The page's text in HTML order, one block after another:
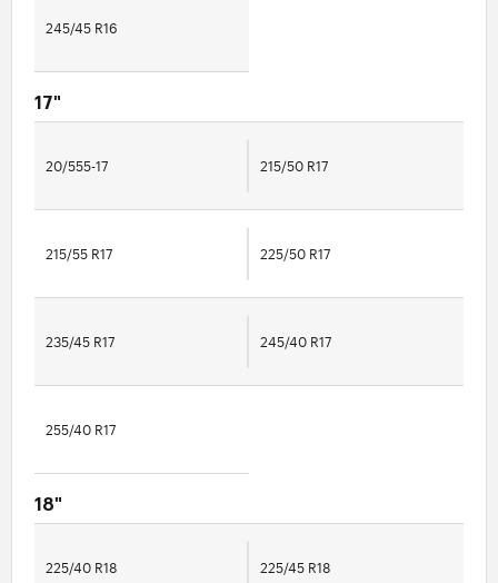
245/45 R16
17"
20/555-17 215/50 R17
215/55 R17 225/50 R17
235/45 R17 245/40 R17
255/40 R17
18"
225/40 R18 225/45 R18